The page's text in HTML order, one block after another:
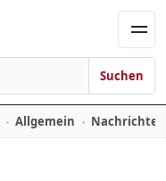
Suchen
Allgemein